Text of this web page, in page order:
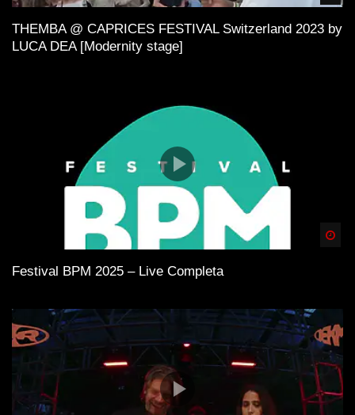
THEMBA @ CAPRICES FESTIVAL Switzerland 2023 by
LUCA DEA [Modernity stage]
Festival BPM 2025 – Live Completa